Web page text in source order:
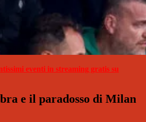
eventi in streaming gratis su
e il paradosso di Milan